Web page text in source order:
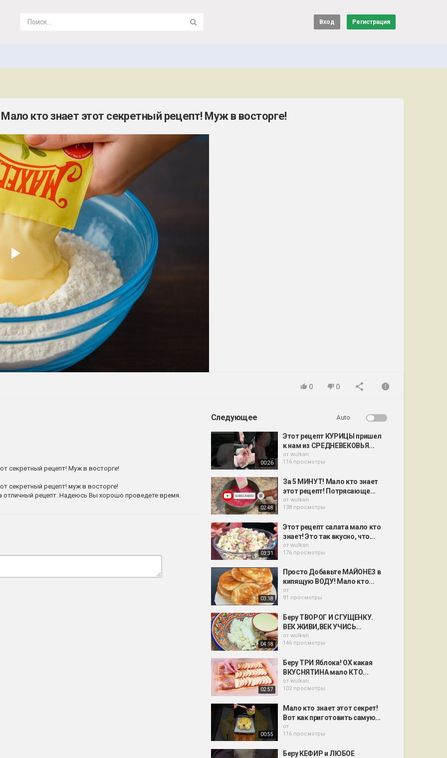
Вход Регистрация
кто знает этот секретный рецепт! Муж в восторге!
Play
Video
0 0
секретный рецепт! Муж в восторге!
секретный рецепт! муж в восторге!
отличный рецепт. Надеюсь Вы хорошо проведете время.
рецепт приготовления и описание будет переведено на
Следующее Auto
00:26
Этот рецепт КУРИЦЫ пришел
к нам из СРЕДНЕВЕКОВЬЯ...
от wulkan
116 просмотры
02:48
За 5 МИНУТ! Мало кто знает
этот рецепт! Потрясающе...
от wulkan
138 просмотры
03:31
Этот рецепт салата мало кто
знает! Это так вкусно, что...
от wulkan
176 просмотры
03:18
Просто Добавьте МАЙОНЕЗ в
кипящую ВОДУ! Мало кто...
от
91 просмотры
04:18
Беру ТВОРОГ И СГУЩЕНКУ.
ВЕК ЖИВИ,ВЕК УЧИСЬ...
от wulkan
146 просмотры
02:57
Беру ТРИ Яблока! ОХ какая
ВКУСНЯТИНА мало КТО...
от wulkan
102 просмотры
00:55
Мало кто знает этот секрет!
Вот как приготовить самую...
от
116 просмотры
Беру КЕФИР и ЛЮБОЕ